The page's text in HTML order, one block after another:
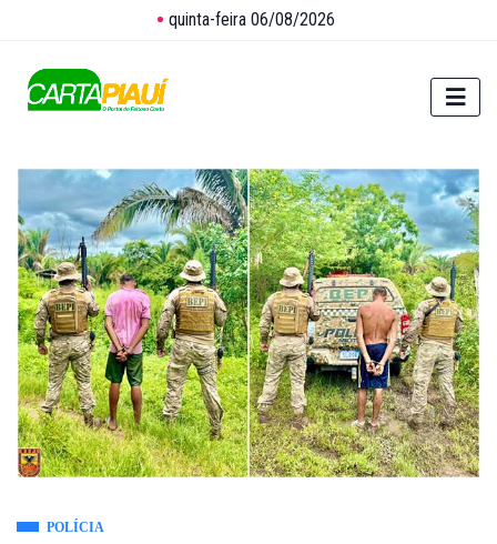
quinta-feira 06/08/2026
POLÍCIA